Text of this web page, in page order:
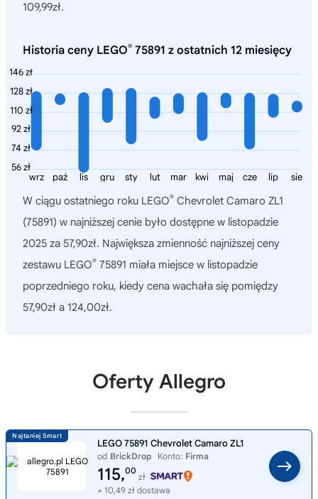
109,99zł.
Historia ceny LEGO® 75891 z ostatnich 12 miesięcy
146 zł
128 zł
110 zł
92 zł
74 zł
56 zł
sie
lip
cze
maj
kwi
mar
lut
sty
gru
lis
paź
wrz
W ciągu ostatniego roku LEGO® Chevrolet Camaro ZL1
(75891) w najniższej cenie było dostępne w listopadzie
2025 za 57,90zł. Największa zmienność najniższej ceny
zestawu LEGO® 75891 miała miejsce w listopadzie
poprzedniego roku, kiedy cena wachała się pomiędzy
57,90zł a 124,00zł.
Oferty Allegro
LEGO 75891 Chevrolet Camaro ZL1
od BrickDrop Konto: Firma
115,00
zł
+ 10,49 zł dostawa